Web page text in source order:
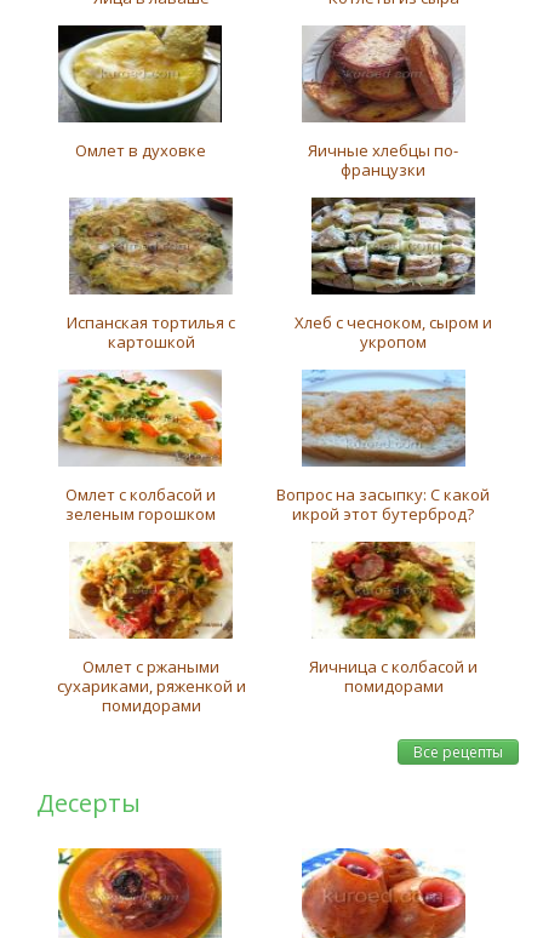
Омлет в духовке
Яичные хлебцы по-
французки
Испанская тортилья с
картошкой
Хлеб с чесноком, сыром и
укропом
Омлет с колбасой и
зеленым горошком
Вопрос на засыпку: С какой
икрой этот бутерброд?
Омлет с ржаными
сухариками, ряженкой и
помидорами
Яичница с колбасой и
помидорами
Все рецепты
Десерты